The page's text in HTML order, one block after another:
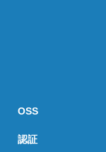
OSS
認証